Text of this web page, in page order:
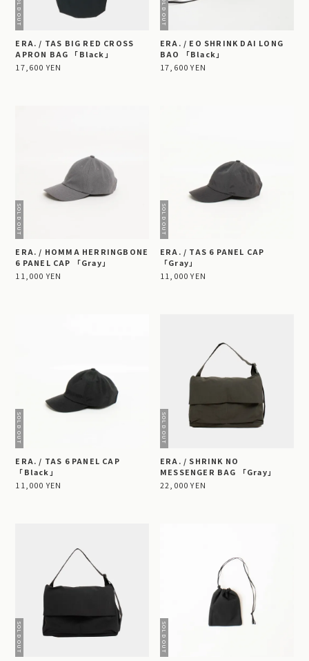
ERA. / TAS BIG RED CROSS
APRON BAG 「Black」
17,600 YEN
ERA. / EO SHRINK DAI LONG
BAO 「Black」
17,600 YEN
ERA. / HOMMA HERRINGBONE
6 PANEL CAP 「Gray」
11,000 YEN
ERA. / TAS 6 PANEL CAP
「Gray」
11,000 YEN
ERA. / TAS 6 PANEL CAP
「Black」
11,000 YEN
ERA. / SHRINK NO
MESSENGER BAG 「Gray」
22,000 YEN